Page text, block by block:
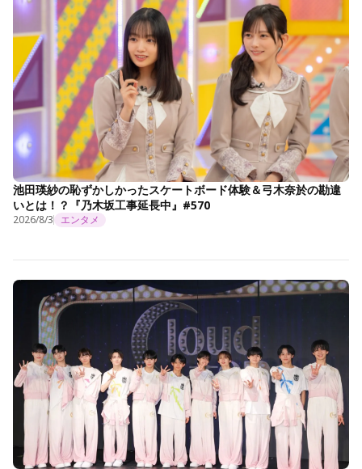
池田瑛紗の恥ずかしかったスケートボード体験＆弓木奈於の勘違
いとは！？『乃木坂工事延長中』#570
2026/8/3 エンタメ